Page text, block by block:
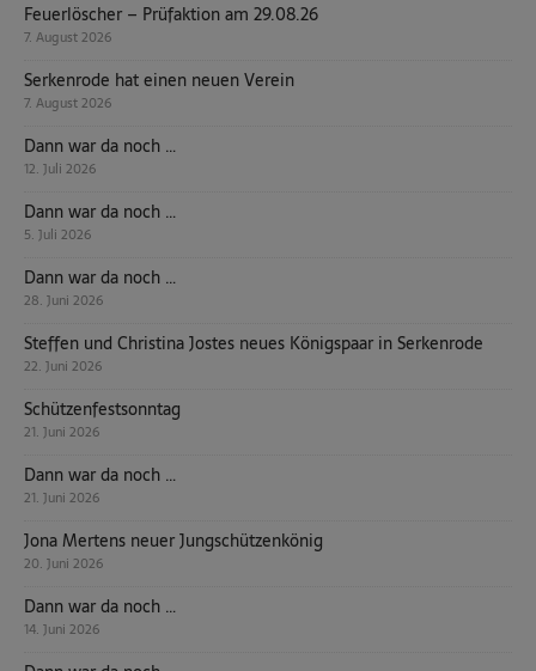
Feuerlöscher – Prüfaktion am 29.08.26
7. August 2026
Serkenrode hat einen neuen Verein
7. August 2026
Dann war da noch …
12. Juli 2026
Dann war da noch …
5. Juli 2026
Dann war da noch …
28. Juni 2026
Steffen und Christina Jostes neues Königspaar in Serkenrode
22. Juni 2026
Schützenfestsonntag
21. Juni 2026
Dann war da noch …
21. Juni 2026
Jona Mertens neuer Jungschützenkönig
20. Juni 2026
Dann war da noch …
14. Juni 2026